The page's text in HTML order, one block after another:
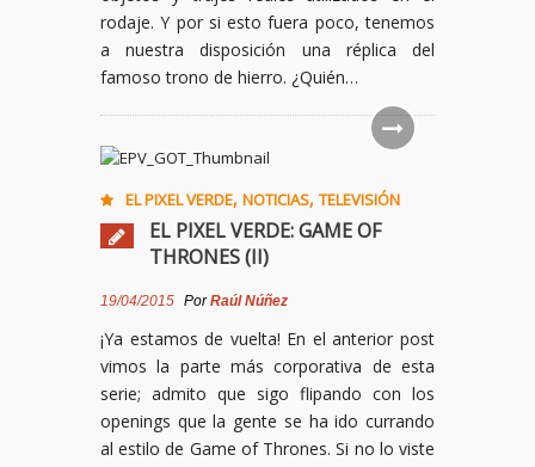
rodaje. Y por si esto fuera poco, tenemos
a nuestra disposición una réplica del
famoso trono de hierro. ¿Quién…
EL PIXEL VERDE, NOTICIAS, TELEVISIÓN
EL PIXEL VERDE: GAME OF
THRONES (II)
19/04/2015 PorRaúl Núñez
¡Ya estamos de vuelta! En el anterior post
vimos la parte más corporativa de esta
serie; admito que sigo flipando con los
openings que la gente se ha ido currando
al estilo de Game of Thrones. Si no lo viste